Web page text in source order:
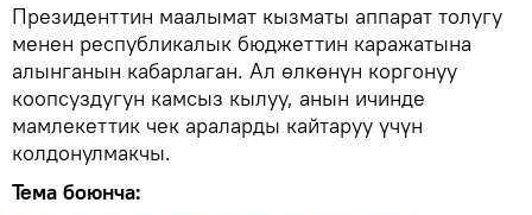
Президенттин маалымат кызматы аппарат толугу
менен республикалык бюджеттин каражатына
алынганын кабарлаган. Ал өлкөнүн коргонуу
коопсуздугун камсыз кылуу, анын ичинде
мамлекеттик чек араларды кайтаруу үчүн
колдонулмакчы.
Тема боюнча: